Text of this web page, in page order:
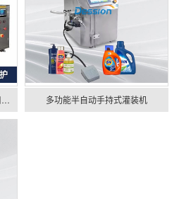
自动定量鼻烟包装机 过滤纸膜口含烟袋装机 全自动唇烟粉包装机械 多功能半自动手持式灌装机